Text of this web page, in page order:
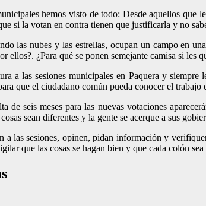
hemos visto de todo: Desde aquellos
si la votan en contra tienen que justificarla y no
las nubes y las estrellas, ocupan un campo en
ellos?. ¿Para qué se ponen semejante camisa si les
a las sesiones municipales en Paquera y
que el ciudadano común pueda conocer el trabajo
de seis meses para las nuevas votaciones
sean diferentes y la gente se acerque a sus
a las sesiones, opinen, pidan información y
que las cosas se hagan bien y que cada colón